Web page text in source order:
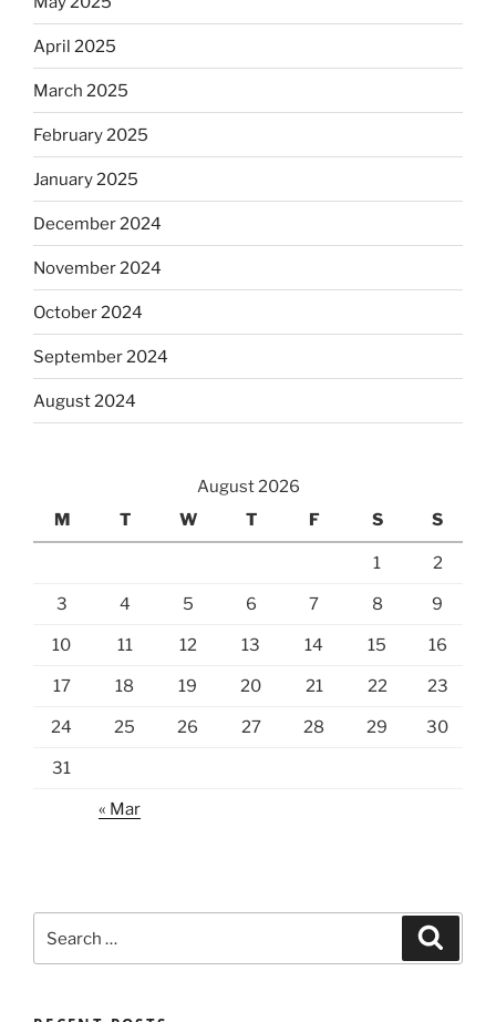
April 2025
March 2025
February 2025
January 2025
December 2024
November 2024
October 2024
September 2024
August 2024
August 2026
M
T W T F S S
1 2
3 4 5 6 7 8 9
10 11 12 13 14 15 16
17 18 19 20 21 22 23
24 25 26 27 28 29 30
31
« Mar
for: